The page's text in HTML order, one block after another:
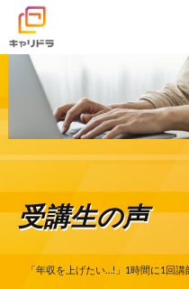
受講生の声
「年収を上げたい…!」1時間に1回講
キャリドラについて
キャリドラの強み
コース・カリキュラ
受講生の声